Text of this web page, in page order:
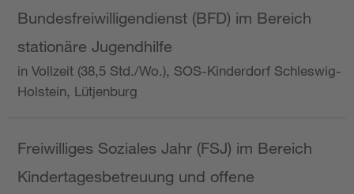
Bundesfreiwilligendienst (BFD) im Bereich
stationäre Jugendhilfe
in Vollzeit (38,5 Std./Wo.), SOS-Kinderdorf Schleswig-
Holstein, Lütjenburg
Freiwilliges Soziales Jahr (FSJ) im Bereich
Kindertagesbetreuung und offene